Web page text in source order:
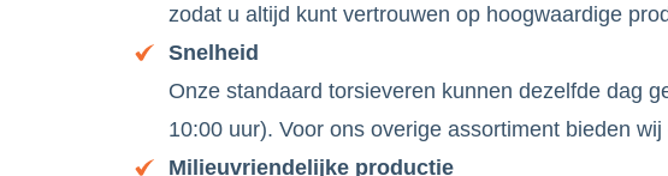
zodat u altijd kunt vertrouwen op hoogwaardige
Snelheid
Onze standaard torsieveren kunnen dezelfde dag
10:00 uur). Voor ons overige assortiment bieden
Milieuvriendelijke productie